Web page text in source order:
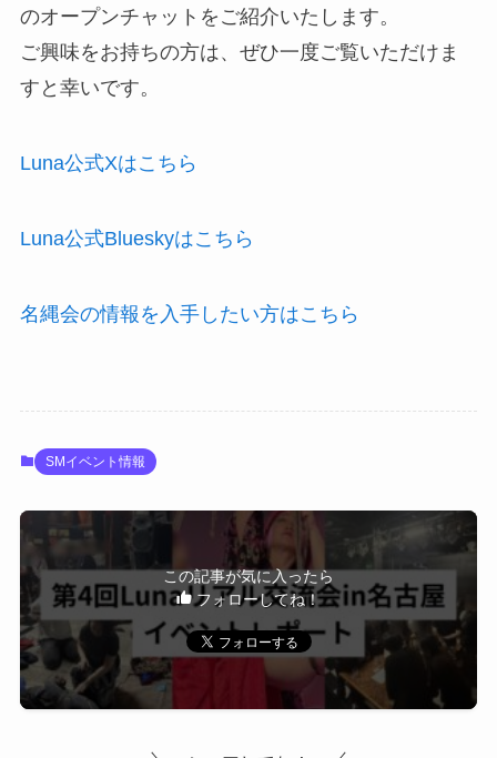
のオープンチャットをご紹介いたします。
ご興味をお持ちの方は、ぜひ一度ご覧いただけま
すと幸いです。
Luna公式Xはこちら
Luna公式Blueskyはこちら
名縄会の情報を入手したい方はこちら
SMイベント情報
この記事が気に入ったら
フォローしてね！